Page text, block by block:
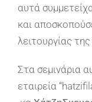
αυτά
και
λειτουργίας
Στα σεμινάρια
εταιρεία